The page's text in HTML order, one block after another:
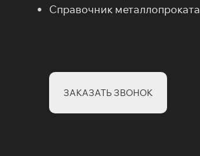
Справочник металлопроката
ЗАКАЗАТЬ ЗВОНОК